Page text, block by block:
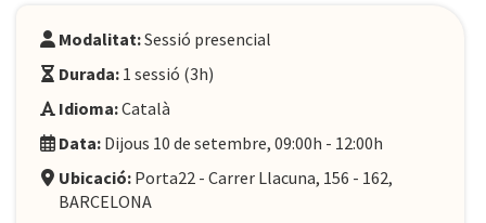
Modalitat:Sessió presencial
Durada: 1 sessió (3h)
Idioma:Català
Data: Dijous 10 de setembre, 09:00h - 12:00h
Ubicació: Porta22 - Carrer Llacuna, 156 - 162,
BARCELONA